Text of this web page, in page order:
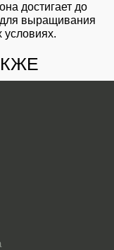
достигает до
для выращивания
условиях.